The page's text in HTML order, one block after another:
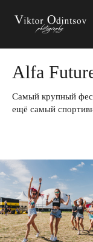
Alfa
Самый крупный
ещё самый